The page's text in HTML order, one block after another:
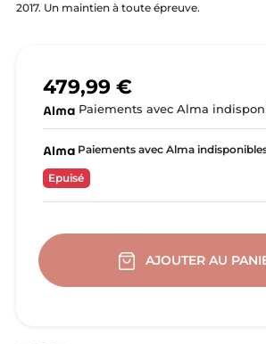
2017. Un maintien à toute épreuve.
479,99 €
Paiements avec Alma
Paiements avec Alma
Epuisé
AJOUTER AU